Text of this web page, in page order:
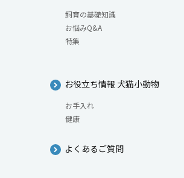
飼育の基礎知識
お悩みQ&A
特集
お役立ち情報 犬猫小動物
お手入れ
健康
よくあるご質問